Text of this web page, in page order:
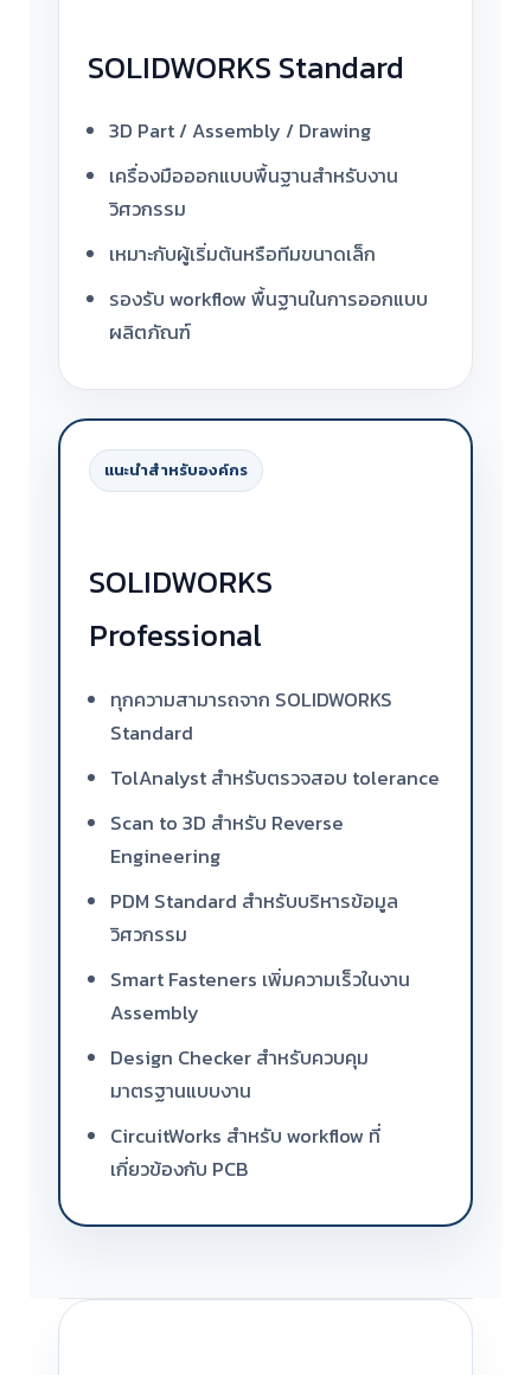
SOLIDWORKS Standard
3D Part / Assembly / Drawing
เครื่องมือออกแบบพื้นฐานสำหรับงาน
วิศวกรรม
เหมาะกับผู้เริ่มต้นหรือทีมขนาดเล็ก
รองรับ workflow พื้นฐานในการออกแบบ
ผลิตภัณฑ์
แนะนำสำหรับองค์กร
SOLIDWORKS
Professional
ทุกความสามารถจาก SOLIDWORKS
Standard
TolAnalyst สำหรับตรวจสอบ tolerance
Scan to 3D สำหรับ Reverse
Engineering
PDM Standard สำหรับบริหารข้อมูล
วิศวกรรม
Smart Fasteners เพิ่มความเร็วในงาน
Assembly
Design Checker สำหรับควบคุม
มาตรฐานแบบงาน
CircuitWorks สำหรับ workflow ที่
เกี่ยวข้องกับ PCB